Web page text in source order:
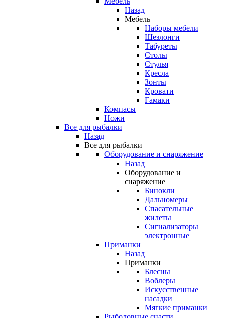
Назад
Мебель
Наборы мебели
Шезлонги
Табуреты
Столы
Стулья
Кресла
Зонты
Кровати
Гамаки
Компасы
Ножи
Все для рыбалки
Назад
Все для рыбалки
Оборудование и снаряжение
Назад
Оборудование и
снаряжение
Бинокли
Дальномеры
Спасательные
жилеты
Сигнализаторы
электронные
Приманки
Назад
Приманки
Блесны
Воблеры
Искусственные
насадки
Мягкие приманки